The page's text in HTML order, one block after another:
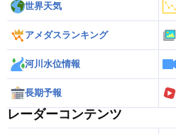
世界天気
アメダスランキング
河川水位情報
長期予報
レーダーコンテンツ